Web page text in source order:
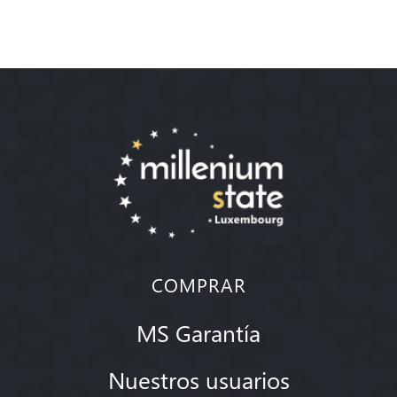
COMPRAR
MS Garantía
Nuestros usuarios